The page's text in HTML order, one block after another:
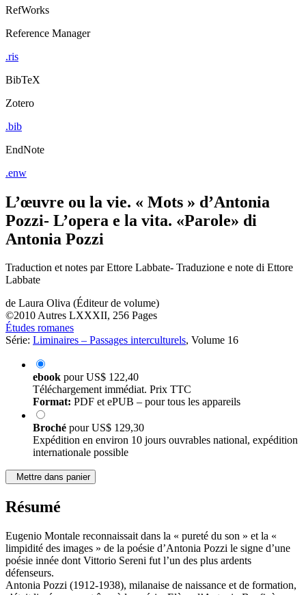
L’œuvre ou la vie. « Mots » d’Antonia
Pozzi- L’opera e la vita. «Parole» di
Traduction et notes par Ettore Labbate- Traduzione e note di Ettore
deLaura Oliva (Éditeur de volume)
©2010 Autres LXXXII, 256 Pages
Études romanes
ebookpourUS$ 122,40
Téléchargement immédiat. Prix TTC
Format:
BrochépourUS$ 129,30
Expédition en environ 10 jours ouvrables national, expédition
Eugenio Montale reconnaissait dans la « pureté du son » et la «
limpidité des images » de la poésie d’Antonia Pozzi le signe d’une
poésie innée dont Vittorio Sereni fut l’un des plus ardents
défenseurs.